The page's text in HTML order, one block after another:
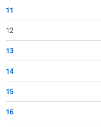
11
12
13
14
15
16